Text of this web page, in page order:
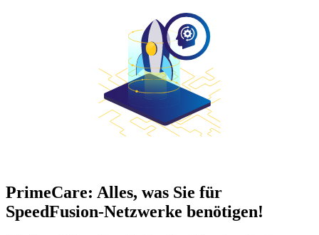
PrimeCare: Alles, was Sie für
SpeedFusion-Netzwerke benötigen!